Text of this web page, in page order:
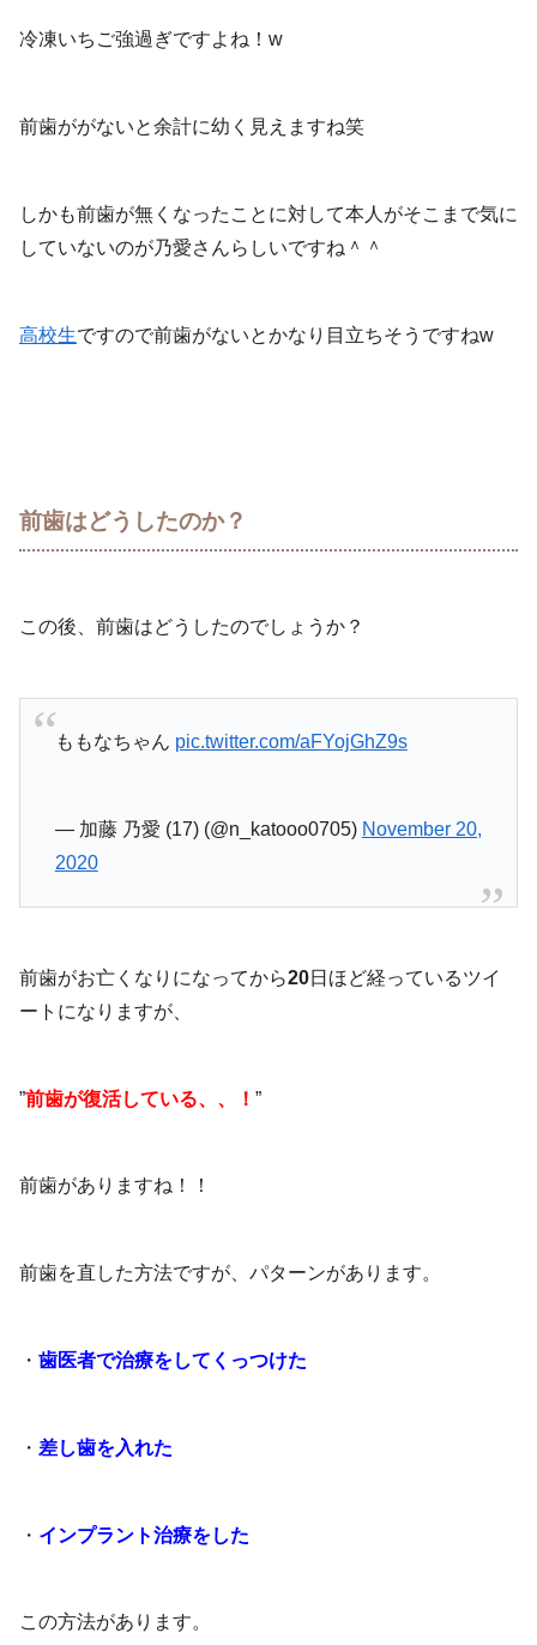
冷凍いちご強過ぎですよね！w
前歯ががないと余計に幼く見えますね笑
しかも前歯が無くなったことに対して本人がそこまで気に
していないのが乃愛さんらしいですね＾＾
高校生ですので前歯がないとかなり目立ちそうですねw
前歯はどうしたのか？
この後、前歯はどうしたのでしょうか？
ももなちゃん pic.twitter.com/aFYojGhZ9s
— 加藤 乃愛 (17) (@n_katooo0705) November 20,
2020
前歯がお亡くなりになってから20日ほど経っているツイ
ートになりますが、
”前歯が復活している、、！ ”
前歯がありますね！！
前歯を直した方法ですが、パターンがあります。
・ 歯医者で治療をしてくっつけた
・ 差し歯を入れた
・ インプラント治療をした
この方法があります。